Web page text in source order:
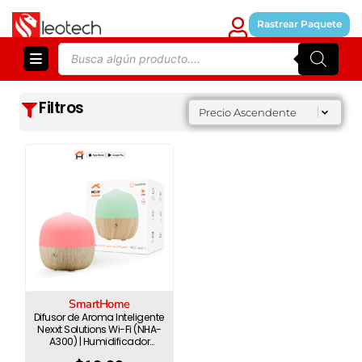
content
Rastrear Paquete
Products
search
Filtros orden
Sort content
Precio Ascendente
Sort content
SmartHome
Difusor de Aroma Inteligente
Nexxt Solutions Wi-Fi (NHA-
A300) | Humidificador